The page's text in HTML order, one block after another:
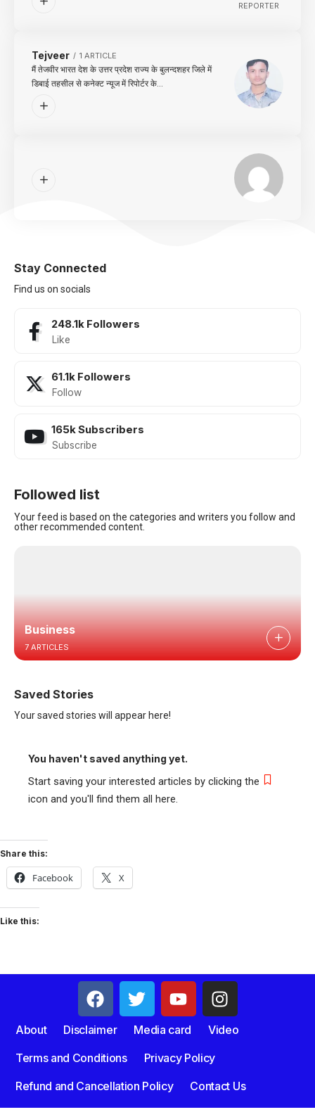
REPORTER
Tejveer
1 ARTICLE
मैं तेजवीर भारत देश के उत्तर प्रदेश राज्य के बुलन्दशहर जिले में
डिबाई तहसील से कनेक्ट न्यूज में रिपोर्टर के…
Stay Connected
Find us on socials
248.1k Followers
Like
61.1k Followers
Follow
165kSubscribers
Subscribe
Followed list
Your feed is based on the categories and writers you follow and
other recommended content.
Business
7 ARTICLES
Saved Stories
Your saved stories will appear here!
You haven't saved anything yet.
Start saving your interested articles by clicking the
icon and you'll find them all here.
Share this:
Facebook X
Like this:
About Disclaimer Media card
Video
Terms and Conditions
Privacy Policy
Refund and Cancellation Policy
Contact Us